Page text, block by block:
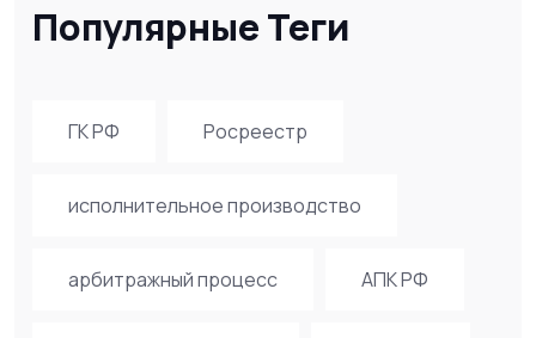
Популярные Теги
ГК РФ Росреестр
исполнительное производство
арбитражный процесс АПК РФ